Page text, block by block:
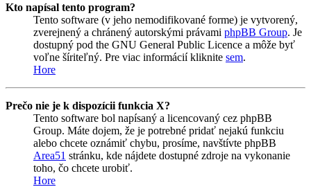
Kto napísal tento program?
Tento software (v jeho nemodifikované forme) je vytvorený,
zverejnený a chránený autorskými právami phpBB Group. Je
dostupný pod the GNU General Public Licence a môže byť
voľne šíriteľný. Pre viac informácií kliknite sem.
Hore
Prečo nie je k dispozícii funkcia X?
Tento software bol napísaný a licencovaný cez phpBB
Group. Máte dojem, že je potrebné pridať nejakú funkciu
alebo chcete oznámiť chybu, prosíme, navštívte phpBB
Area51 stránku, kde nájdete dostupné zdroje na vykonanie
toho, čo chcete urobiť.
Hore